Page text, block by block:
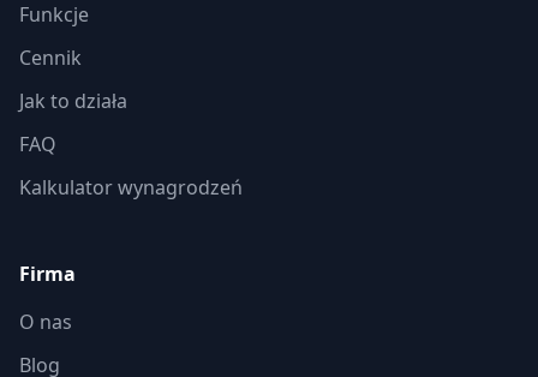
Funkcje
Cennik
Jak to działa
FAQ
Kalkulator wynagrodzeń
Firma
O nas
Blog